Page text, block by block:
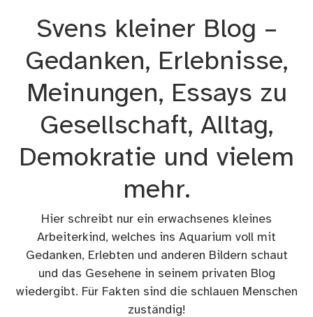
Svens kleiner Blog –
Gedanken, Erlebnisse,
Meinungen, Essays zu
Gesellschaft, Alltag,
Demokratie und vielem
mehr.
Hier schreibt nur ein erwachsenes kleines
Arbeiterkind, welches ins Aquarium voll mit
Gedanken, Erlebten und anderen Bildern schaut
und das Gesehene in seinem privaten Blog
wiedergibt. Für Fakten sind die schlauen Menschen
zuständig!